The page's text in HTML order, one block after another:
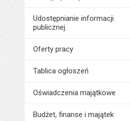
Udostępnianie informacji
publicznej
Oferty pracy
Tablica ogłoszeń
Oświadczenia majątkowe
Budżet, finanse i majątek